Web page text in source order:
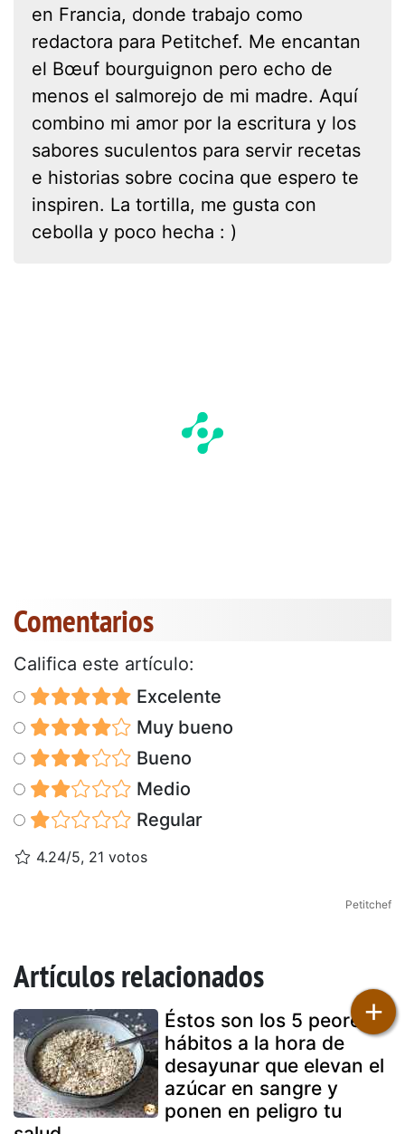
en Francia, donde trabajo como
redactora para Petitchef. Me encantan
el Bœuf bourguignon pero echo de
menos el salmorejo de mi madre. Aquí
combino mi amor por la escritura y los
sabores suculentos para servir recetas
e historias sobre cocina que espero te
inspiren. La tortilla, me gusta con
cebolla y poco hecha : )
Comentarios
Califica este artículo:
Excelente
Muy bueno
Bueno
Medio
Regular
4.24/5, 21 votos
Petitchef
Artículos relacionados
Éstos son los 5 peores
hábitos a la hora de
desayunar que elevan el
azúcar en sangre y
ponen en peligro tu
+